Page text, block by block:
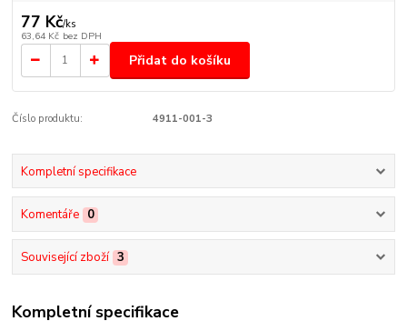
77 Kč/ks
63,64 Kč bez DPH
Přidat do košíku
Číslo produktu: 4911-001-3
Kompletní specifikace
Komentáře 0
Související zboží 3
Kompletní specifikace